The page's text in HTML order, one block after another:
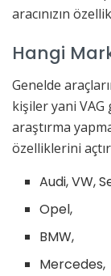
aracınızın
Hangi
Genelde
kişiler yani
araştırma
özelliklerini
Audi, VW,
Opel,
BMW,
Mercedes,